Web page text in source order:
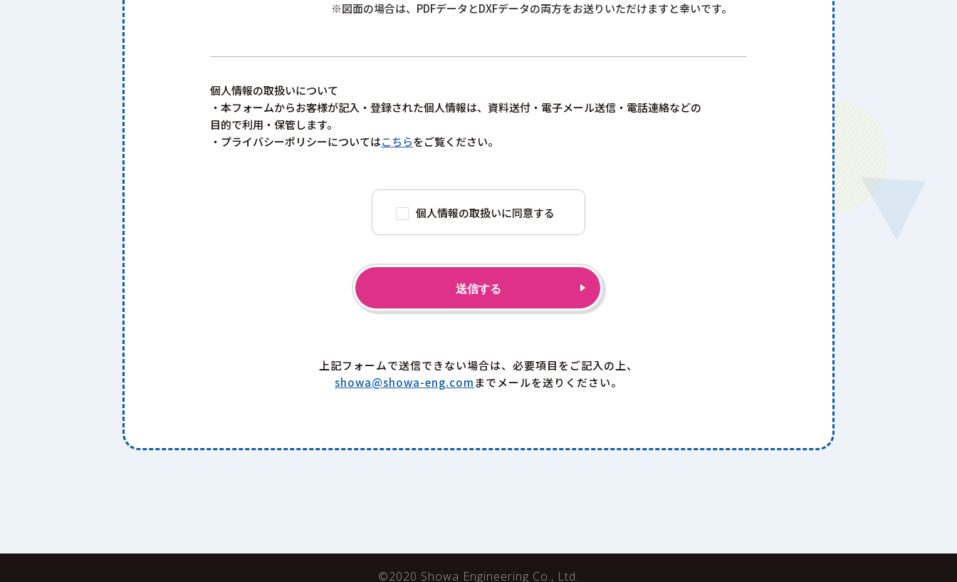
※図面の場合は、PDFデータとDXFデータの両方をお送りいただけますと幸いです。
個人情報の取扱いについて
・本フォームからお客様が記入・登録された個人情報は、資料送付・電子メール送信・電話連絡などの
目的で利用・保管します。
・プライバシーポリシーについてはこちらをご覧ください。
個人情報の取扱いに同意する
送信する
上記フォームで送信できない場合は、必要項目をご記入の上、
showa@showa-eng.comまでメールを送りください。
©2020 Showa Engineering Co., Ltd.